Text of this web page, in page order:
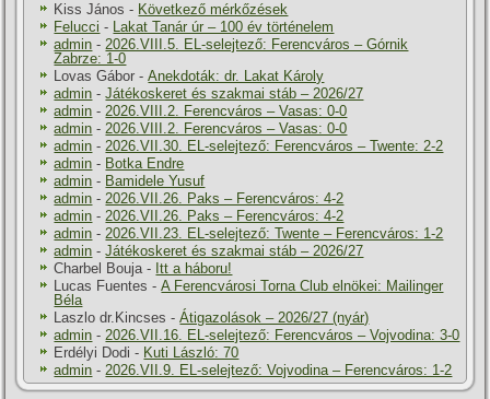
Kiss János - Következő mérkőzések
Felucci - Lakat Tanár úr – 100 év történelem
admin -2026.VIII.5. EL-selejtező: Ferencváros – Górnik
Zabrze: 1-0
Lovas Gábor -Anekdoták: dr. Lakat Károly
admin -Játékoskeret és szakmai stáb – 2026/27
admin -2026.VIII.2. Ferencváros – Vasas: 0-0
admin -2026.VIII.2. Ferencváros – Vasas: 0-0
admin -2026.VII.30. EL-selejtező: Ferencváros – Twente: 2-2
admin - Botka Endre
admin - Bamidele Yusuf
admin -2026.VII.26. Paks – Ferencváros: 4-2
admin -2026.VII.26. Paks – Ferencváros: 4-2
admin -2026.VII.23. EL-selejtező: Twente – Ferencváros: 1-2
admin -Játékoskeret és szakmai stáb – 2026/27
Charbel Bouja- Itt a háboru!
Lucas Fuentes -A Ferencvárosi Torna Club elnökei: Mailinger
Béla
Laszlo dr.Kincses -Átigazolások – 2026/27 (nyár)
admin -2026.VII.16. EL-selejtező: Ferencváros – Vojvodina: 3-0
Erdélyi Dodi - Kuti László: 70
admin -2026.VII.9. EL-selejtező: Vojvodina – Ferencváros: 1-2